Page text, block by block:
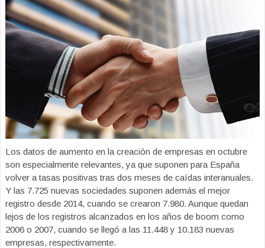
Los datos de aumento en la creación de empresas en octubre
son especialmente relevantes, ya que suponen para España
volver a tasas positivas tras dos meses de caídas interanuales.
Y las 7.725 nuevas sociedades suponen además el mejor
registro desde 2014, cuando se crearon 7.980. Aunque quedan
lejos de los registros alcanzados en los años de boom como
2006 o 2007, cuando se llegó a las 11.448 y 10.183 nuevas
empresas, respectivamente.